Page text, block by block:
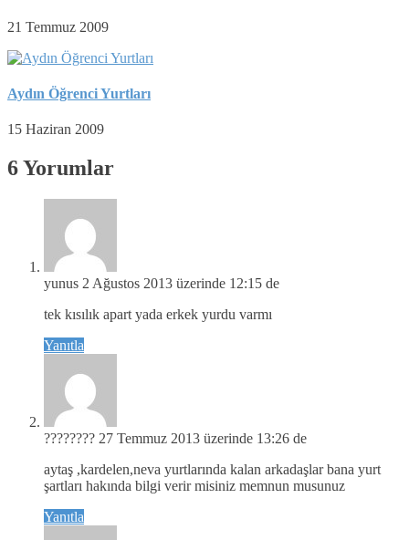
21 Temmuz 2009
Aydın Öğrenci Yurtları
15 Haziran 2009
6 Yorumlar
yunus 2 Ağustos 2013 üzerinde 12:15 de
tek kısılık apart yada erkek yurdu varmı
Yanıtla
???????? 27 Temmuz 2013 üzerinde 13:26 de
aytaş ,kardelen,neva yurtlarında kalan arkadaşlar bana yurt
şartları hakında bilgi verir misiniz memnun musunuz
Yanıtla